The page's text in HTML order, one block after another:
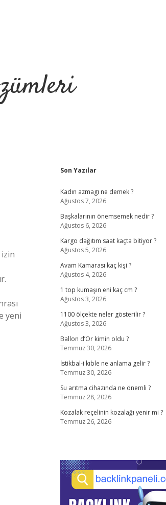
yeni
Sidebar
Son Yazılar
Kadın azmagı ne demek ?
Ağustos 7, 2026
Başkalarının önemsemek nedir ?
Ağustos 6, 2026
Kargo dağıtım saat kaçta bitiyor ?
Ağustos 5, 2026
Avam Kamarası kaç kişi ?
Ağustos 4, 2026
1 top kumaşın eni kaç cm ?
Ağustos 3, 2026
1100 ölçekte neler gösterilir ?
Ağustos 3, 2026
Ballon d’Or kimin oldu ?
Temmuz 30, 2026
İstikbal-i kıble ne anlama gelir ?
Temmuz 30, 2026
Su arıtma cihazında ne önemli ?
Temmuz 28, 2026
Kozalak reçelinin kozalağı yenir mi ?
Temmuz 26, 2026